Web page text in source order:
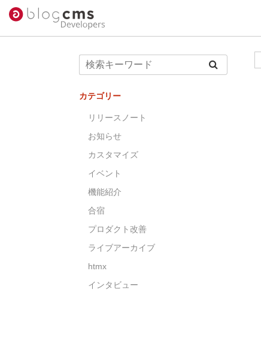
カテゴリー
リリースノート
お知らせ
カスタマイズ
イベント
機能紹介
合宿
プロダクト改善
ライブアーカイブ
htmx
インタビュー